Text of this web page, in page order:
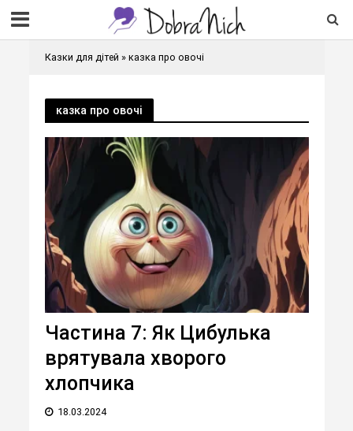
Казки для дітей » казка про овочі
казка про овочі
Частина 7: Як Цибулька
врятувала хворого
хлопчика
18.03.2024